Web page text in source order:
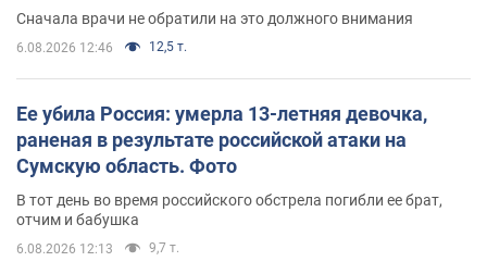
Сначала врачи не обратили на это должного внимания
6.08.2026 12:46 12,5 т.
Ее убила Россия: умерла 13-летняя девочка,
раненая в результате российской атаки на
Сумскую область. Фото
В тот день во время российского обстрела погибли ее брат,
отчим и бабушка
6.08.2026 12:13 9,7 т.